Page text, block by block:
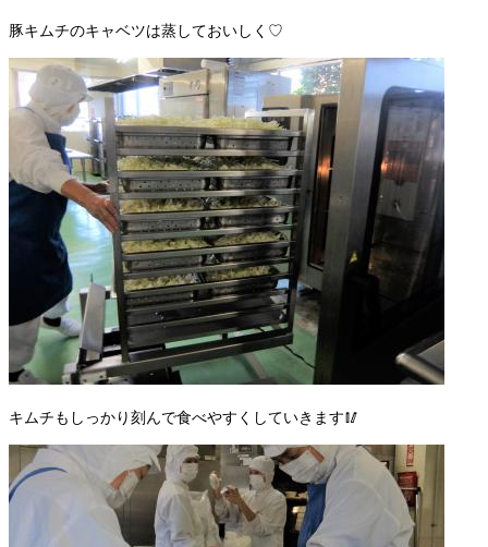
豚キムチのキャベツは蒸しておいしく♡
キムチもしっかり刻んで食べやすくしていきます🥢